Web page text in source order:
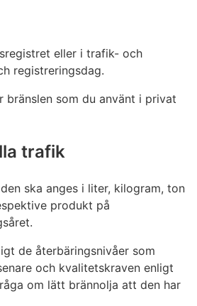
eller i trafik- och
registreringsdag.
som du använt i privat
trafik
ska anges i liter, kilogram, ton
produkt på
de återbäringsnivåer som
och kvalitetskraven enligt
om lätt brännolja att den har